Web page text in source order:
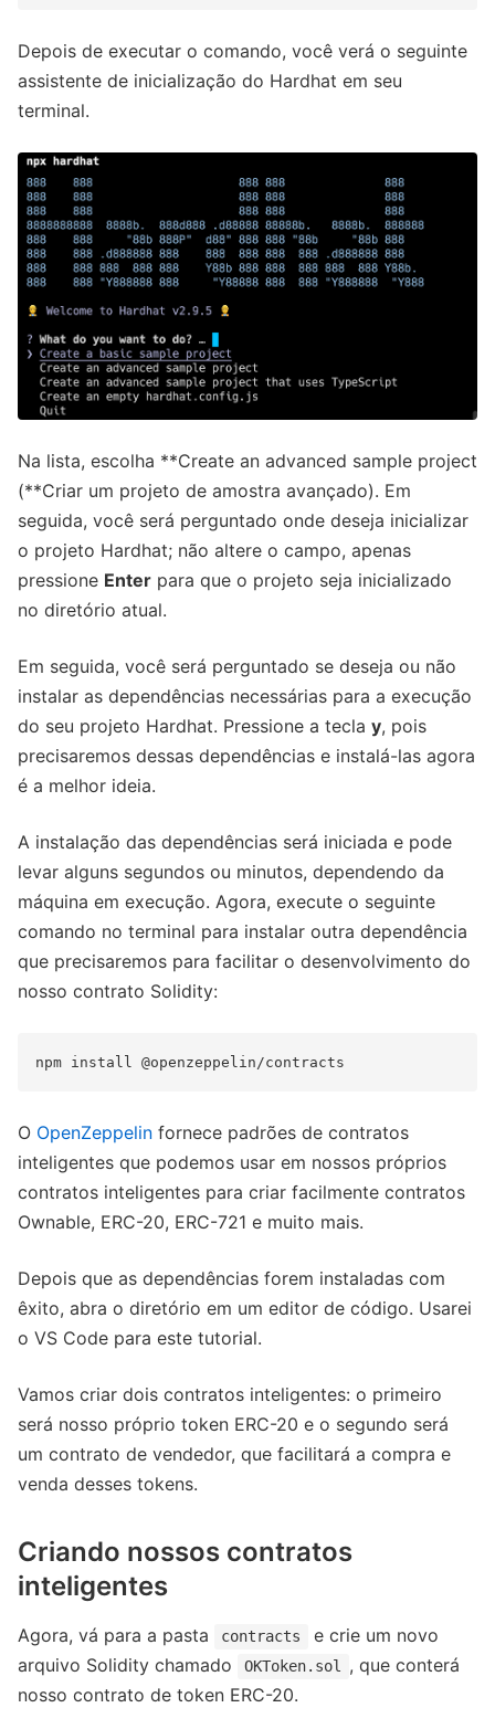
Depois de executar o comando, você verá o seguinte
assistente de inicialização do Hardhat em seu
terminal.
Na lista, escolha **Create an advanced sample project
(**Criar um projeto de amostra avançado). Em
seguida, você será perguntado onde deseja inicializar
o projeto Hardhat; não altere o campo, apenas
pressione Enter para que o projeto seja inicializado
no diretório atual.
Em seguida, você será perguntado se deseja ou não
instalar as dependências necessárias para a execução
do seu projeto Hardhat. Pressione a tecla y, pois
precisaremos dessas dependências e instalá-las agora
é a melhor ideia.
A instalação das dependências será iniciada e pode
levar alguns segundos ou minutos, dependendo da
máquina em execução. Agora, execute o seguinte
comando no terminal para instalar outra dependência
que precisaremos para facilitar o desenvolvimento do
nosso contrato Solidity:
O OpenZeppelin fornece padrões de contratos
inteligentes que podemos usar em nossos próprios
contratos inteligentes para criar facilmente contratos
Ownable, ERC-20, ERC-721 e muito mais.
Depois que as dependências forem instaladas com
êxito, abra o diretório em um editor de código. Usarei
o VS Code para este tutorial.
Vamos criar dois contratos inteligentes: o primeiro
será nosso próprio token ERC-20 e o segundo será
um contrato de vendedor, que facilitará a compra e
venda desses tokens.
Criando nossos contratos
inteligentes
Agora, vá para a pasta contracts
e crie um novo
arquivo Solidity chamado
OKToken.sol , que conterá
nosso contrato de token ERC-20.